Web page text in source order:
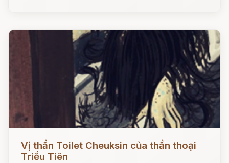
Đọc ngay
Vị thần Toilet Cheuksin của thần thoại
Triều Tiên